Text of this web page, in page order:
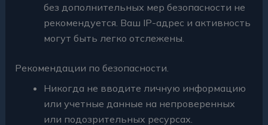
без дополнительных мер безопасности не
рекомендуется. Ваш IP-адрес и активность
могут быть легко отслежены.
Рекомендации по безопасности.
Никогда не вводите личную информацию
или учетные данные на непроверенных
или подозрительных ресурсах.